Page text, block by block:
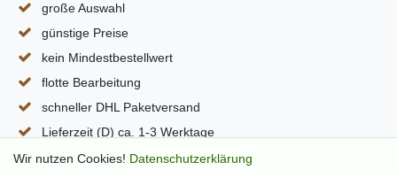
große Auswahl
günstige Preise
kein Mindestbestellwert
flotte Bearbeitung
schneller DHL Paketversand
Lieferzeit (D) ca. 1-3 Werktage
alle Seiten per SSL verschlüsselt
Wir nutzen Cookies! Daten­schutz­erklärung